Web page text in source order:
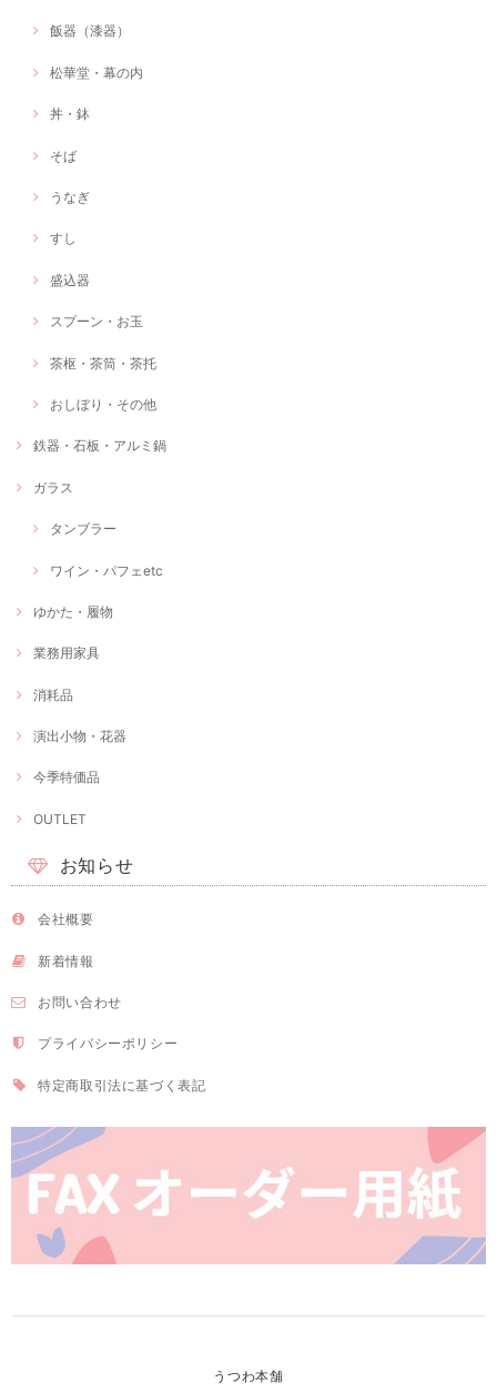
飯器（漆器）
松華堂・幕の内
丼・鉢
そば
うなぎ
すし
盛込器
スプーン・お玉
茶枢・茶筒・茶托
おしぼり・その他
鉄器・石板・アルミ鍋
ガラス
タンブラー
ワイン・パフェetc
ゆかた・履物
業務用家具
消耗品
演出小物・花器
今季特価品
OUTLET
お知らせ
会社概要
新着情報
お問い合わせ
プライバシーポリシー
特定商取引法に基づく表記
うつわ本舗